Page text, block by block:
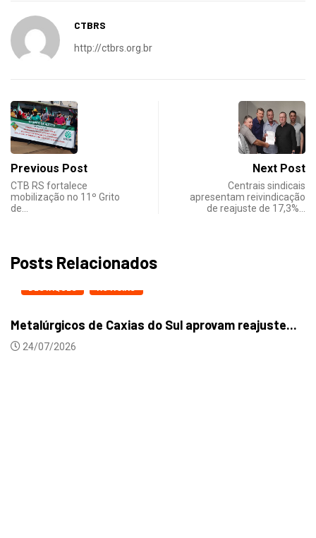
CTBRS
http://ctbrs.org.br
Previous Post
CTB RS fortalece
mobilização no 11º Grito
de…
Next Post
Centrais sindicais
apresentam reivindicação
de reajuste de 17,3%…
Posts Relacionados
DESTAQUES NOTICIAS
Metalúrgicos de Caxias do Sul aprovam reajuste...
24/07/2026